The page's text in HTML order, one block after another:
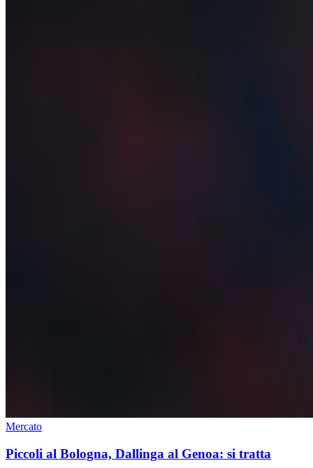
Mercato
Piccoli al Bologna, Dallinga al Genoa: si tratta